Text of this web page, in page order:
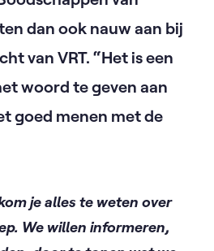
dan ook nauw aan bij
van VRT. “Het is een
woord te geven aan
goed menen met de
je alles te weten over
We willen informeren,